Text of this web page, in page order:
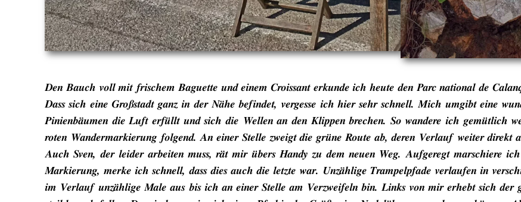
Den Bauch voll mit frischem Baguette und einem Croissant erkunde ich heute den Parc national de
Dass sich eine Großstadt ganz in der Nähe befindet, vergesse ich hier sehr schnell. Mich umgibt eine
Pinienbäumen die Luft erfüllt und sich die Wellen an den Klippen brechen. So wandere ich gemütlich
roten Wandermarkierung folgend. An einer Stelle zweigt die grüne Route ab, deren Verlauf weiter
Auch Sven, der leider arbeiten muss, rät mir übers Handy zu dem neuen Weg. Aufgeregt marschiere
Markierung, merke ich schnell, dass dies auch die letzte war. Unzählige Trampelpfade verlaufen in
im Verlauf unzählige Male aus bis ich an einer Stelle am Verzweifeln bin. Links von mir erhebt sich der